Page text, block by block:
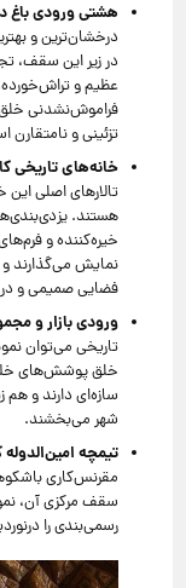
هشتی ورودی باغ
درخشان‌ترین و
در زیر این سقف،
عظیم و تراش‌خورده،
فراموش‌نشدنی
تزئینی و نامتقارن
خانه‌های تاریخی
تالارهای اصلی این
هستند.
خیره‌کننده و
نمایش می‌گذارند
فضایی صمیمی و
ورودی بازار و
تاریخی می‌توان
خلق پوشش‌های
سازه‌ای دارند و هم
شهر می‌بخشند.
تیمچه
مقرنس‌کاری
سقف مرکزی آن،
رسمی‌بندی را